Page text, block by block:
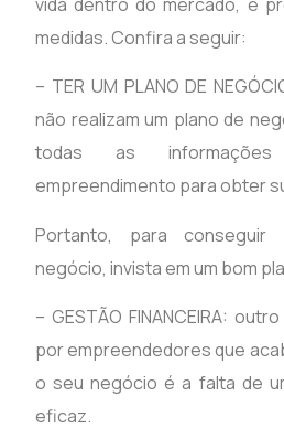
medidas. Confira a seguir:
– TER UM PLANO DE
não realizam um plano de
todas as
empreendimento para obter
Portanto, para
negócio, invista em um bom
– GESTÃO FINANCEIRA:
por empreendedores que
o seu negócio é a falta de
eficaz.